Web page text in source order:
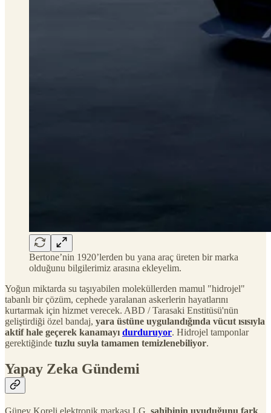
Bertone’nin 1920’lerden bu yana araç üreten bir marka
olduğunu bilgilerimiz arasına ekleyelim.
Yoğun miktarda su taşıyabilen moleküllerden mamul "hidrojel"
tabanlı bir çözüm, cephede yaralanan askerlerin hayatlarını
kurtarmak için hizmet verecek. ABD / Tarasaki Enstitüsü'nün
geliştirdiği özel bandaj, yara üstüne uygulandığında vücut ısısıyla
aktif hale geçerek kanamayı durduruyor. Hidrojel tamponlar
gerektiğinde tuzlu suyla tamamen temizlenebiliyor.
Yapay Zeka Gündemi
Güney Koreli elektronik markası LG, sahibinin uyuduğunu fark